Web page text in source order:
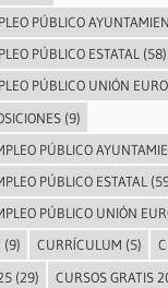
PÚBLICO
PÚBLICO ESTATAL(58)
PÚBLICO UNIÓN
(9)
PÚBLICO
PÚBLICO ESTATAL
PÚBLICO UNIÓN
(9) CURRÍCULUM (5)
(29) CURSOS GRATIS